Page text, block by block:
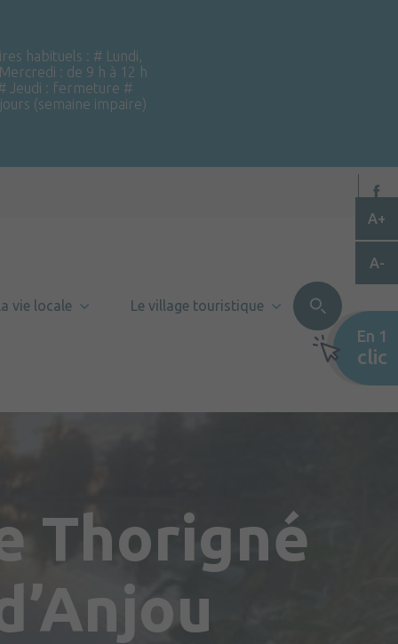
habituels : # Lundi,
: de 9 h à 12 h
Jeudi : fermeture #
(semaine impaire)
vie locale Le village touristique
Thorigné
A+
A-
En 1
clic